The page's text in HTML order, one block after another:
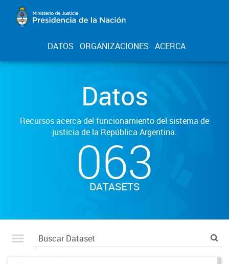
DATOS ORGANIZACIONES ACERCA
Datos
Recursos acerca del funcionamiento del sistema de
justicia de la República Argentina.
063
DATASETS